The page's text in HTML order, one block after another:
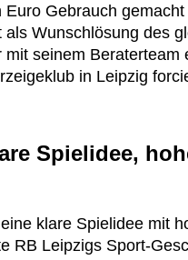
Euro Gebrauch
als Wunschlösung des
mit seinem Beraterteam
in Leipzig
Spielidee,
klare Spielidee mit
RB Leipzigs Sport-